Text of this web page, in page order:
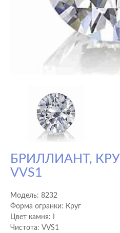
БРИЛЛИАНТ,
VVS1
Модель: 8232
Форма огранки: Круг
Цвет камня: I
Чистота: VVS1